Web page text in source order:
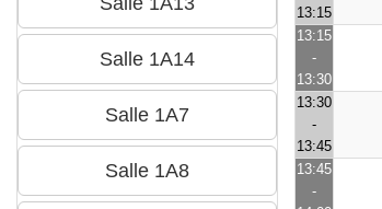
13:15
13:15
-
13:30
13:30
-
13:45
13:45
-